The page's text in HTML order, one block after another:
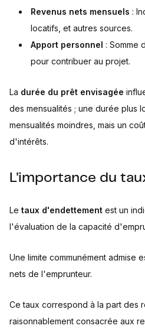
Revenus nets mensuels :
locatifs, et autres sources.
Apport personnel : Somme
pour contribuer au projet.
La durée du prêt envisagée
des mensualités ; une durée plus
mensualités moindres, mais un
d'intérêts.
L'importance du
Le taux d'endettement est un
l'évaluation de la capacité
Une limite communément admise
nets de l'emprunteur.
Ce taux correspond à la part des
raisonnablement consacrée aux